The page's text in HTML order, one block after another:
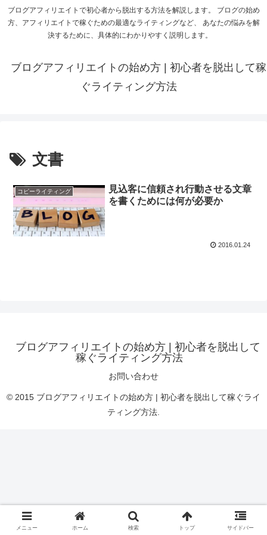
ブログアフィリエイトで初心者から脱出する方法を解説します。 ブログの始め
方、アフィリエイトで稼ぐための最適なライティングなど、 あなたの悩みを解
決するために、具体的にわかりやすく説明します。
ブログアフィリエイトの始め方 | 初心者を脱出して稼
ぐライティング方法
文書
コピーライティング
見込客に信頼され行動させる文章
を書くためには何が必要か
2016.01.24
ブログアフィリエイトの始め方 | 初心者を脱出して
稼ぐライティング方法
お問い合わせ
© 2015 ブログアフィリエイトの始め方 | 初心者を脱出して稼ぐライ
ティング方法.
メニュー ホーム 検索 トップ サイドバー